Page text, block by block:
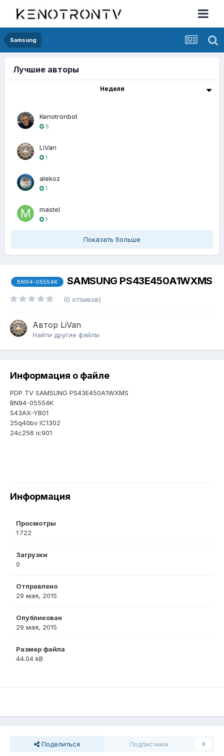
Samsung
Лучшие авторы
Неделя
Kenotronbot
5
LiVan
1
alekoz
1
mastel
1
Показать больше
BN94-05554K SAMSUNG PS43E450A1WXMS
(0 отзывов)
Автор LiVan
Найти другие файлы
Информация о файле
PDP TV SAMSUNG PS43E450A1WXMS
BN94-05554K
S43AX-YB01
25q40bv IC1302
24c256 ic901
Информация
Просмотры
1 722
Загрузки
0
Отправлено
29 мая, 2015
Опубликован
29 мая, 2015
Размер файла
44.04 kB
Поделиться Подписчики 0